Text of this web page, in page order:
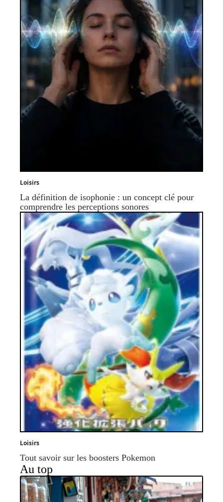
Loisirs
La définition de isophonie : un concept clé pour
comprendre les perceptions sonores
Loisirs
Tout savoir sur les boosters Pokemon
Au top